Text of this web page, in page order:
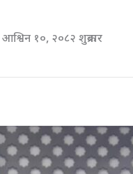
आश्विन १०, २०८२ शुक्रबार